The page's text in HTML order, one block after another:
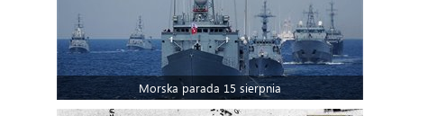
Morska parada 15 sierpnia